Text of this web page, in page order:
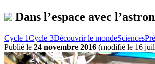
Dans l’espace avec
Cycle 1Cycle 3Découvrir le mondeSciences
Publié le 24 novembre 2016 (modifié le 16